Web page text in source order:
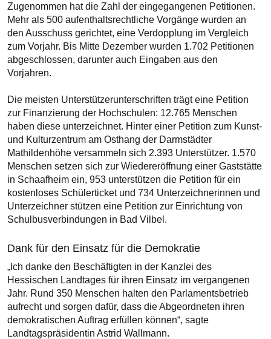
Zugenommen hat die Zahl der eingegangenen Petitionen.
Mehr als 500 aufenthaltsrechtliche Vorgänge wurden an
den Ausschuss gerichtet, eine Verdopplung im Vergleich
zum Vorjahr. Bis Mitte Dezember wurden 1.702 Petitionen
abgeschlossen, darunter auch Eingaben aus den
Vorjahren.
Die meisten Unterstützerunterschriften trägt eine Petition
zur Finanzierung der Hochschulen: 12.765 Menschen
haben diese unterzeichnet. Hinter einer Petition zum Kunst-
und Kulturzentrum am Osthang der Darmstädter
Mathildenhöhe versammeln sich 2.393 Unterstützer. 1.570
Menschen setzen sich zur Wiedereröffnung einer Gaststätte
in Schaafheim ein, 953 unterstützen die Petition für ein
kostenloses Schülerticket und 734 Unterzeichnerinnen und
Unterzeichner stützen eine Petition zur Einrichtung von
Schulbusverbindungen in Bad Vilbel.
Dank für den Einsatz für die Demokratie
„Ich danke den Beschäftigten in der Kanzlei des
Hessischen Landtages für ihren Einsatz im vergangenen
Jahr. Rund 350 Menschen halten den Parlamentsbetrieb
aufrecht und sorgen dafür, dass die Abgeordneten ihren
demokratischen Auftrag erfüllen können“, sagte
Landtagspräsidentin Astrid Wallmann.